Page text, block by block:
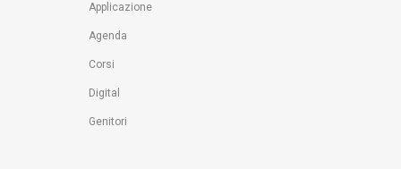
Applicazione
Agenda
Corsi
Digital
Genitori